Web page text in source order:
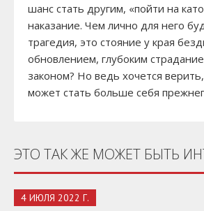
шанс стать другим, «пойти на
наказание. Чем лично для него
трагедия, это стояние у края
обновлением, глубоким
законом? Но ведь хочется
может стать больше себя
ЭТО ТАК ЖЕ МОЖЕТ БЫТЬ
4 ИЮЛЯ 2022 Г.